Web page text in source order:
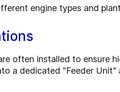
engine types and
often installed to ensure
a dedicated “Feeder